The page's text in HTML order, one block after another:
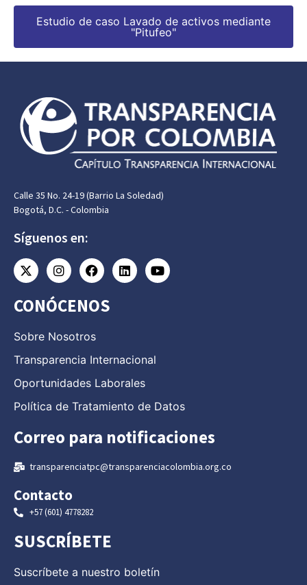
Estudio de caso Lavado de activos mediante
"Pitufeo"
Calle 35 No. 24-19 (Barrio La Soledad)
Bogotá, D.C. - Colombia
Síguenos en:
CONÓCENOS
Sobre Nosotros
Transparencia Internacional
Oportunidades Laborales
Política de Tratamiento de Datos
Correo para notificaciones
transparenciatpc@transparenciacolombia.org.co
Contacto
+57 (601) 4778282
SUSCRÍBETE
Suscríbete a nuestro boletín